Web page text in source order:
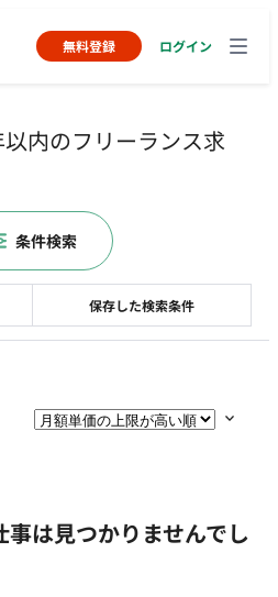
無料登録 ログイン
内のフリーランス求
は見つかりませんでし
保存した検索条件
条件検索